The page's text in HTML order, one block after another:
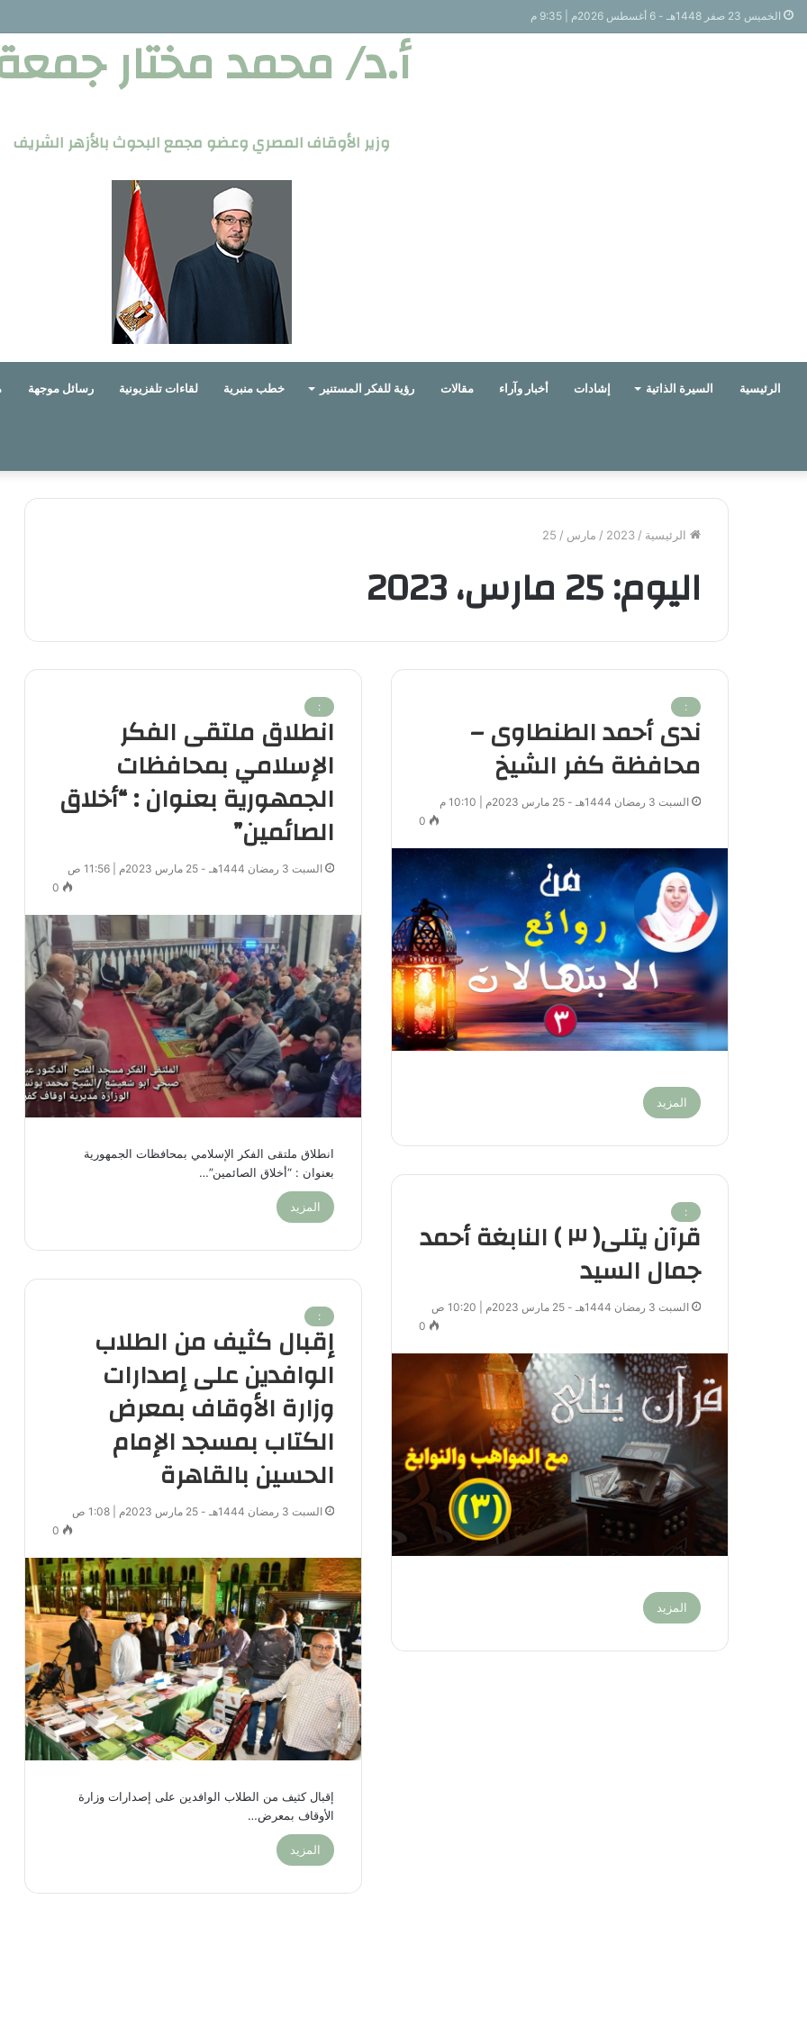
الخميس 23 صفر 1448هـ - 6 أغسطس 2026م | 9:35 م
أ.د/ محمد مختار
وزير الأوقاف المصري وعضو مجمع البحوث بالأزهر الشريف
الرئيسية السيرة الذاتية إشادات أخبار وآراء مقالات رؤية للفكر المستنير خطب منبرية لقاءات تلفزيونية رسائل موجهة
الرئيسية /
2023
/ مارس /
25
اليوم:25 مارس، 2023
:
ندى أحمد الطنطاوى –
محافظة كفر الشيخ
السبت 3 رمضان 1444هـ - 25 مارس 2023م | 10:10 م
0
المزيد
:
انطلاق ملتقى الفكر
الإسلامي بمحافظات
الجمهورية بعنوان : “أخلاق
الصائمين”‏
السبت 3 رمضان 1444هـ - 25 مارس 2023م | 11:56 ص
0
انطلاق ملتقى الفكر الإسلامي بمحافظات الجمهورية
بعنوان : “أخلاق الصائمين”‏…
المزيد :
قرآن يتلى( ٣ ) النابغة أحمد
جمال السيد
السبت 3 رمضان 1444هـ - 25 مارس 2023م | 10:20 ص
0
المزيد
:
إقبال كثيف من الطلاب
الوافدين على إصدارات
وزارة الأوقاف بمعرض
الكتاب بمسجد الإمام
الحسين بالقاهرة
السبت 3 رمضان 1444هـ - 25 مارس 2023م | 1:08 ص
0
إقبال كثيف من الطلاب الوافدين على إصدارات وزارة
الأوقاف بمعرض…
المزيد